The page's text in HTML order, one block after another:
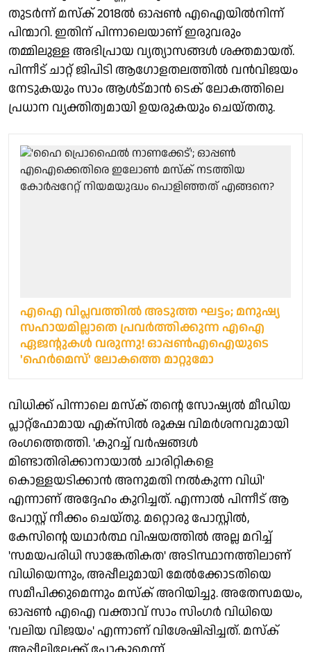
തുടർന്ന് മസ്ക് 2018ൽ ഓപ്പൺ എഐയിൽനിന്ന്
പിന്മാറി. ഇതിന് പിന്നാലെയാണ് ഇരുവരും
തമ്മിലുള്ള അഭിപ്രായ വ്യത്യാസങ്ങള്‍ ശക്തമായത്.
പിന്നീട് ചാറ്റ് ജിപിടി ആഗോളതലത്തിൽ വൻവിജയം
നേടുകയും സാം ആൾട്മാൻ ടെക് ലോകത്തിലെ
പ്രധാന വ്യക്തിത്വമായി ഉയരുകയും ചെയ്തതു.
എഐ വിപ്ലവത്തിൽ അടുത്ത ഘട്ടം; മനുഷ്യ
സഹായമില്ലാതെ പ്രവർത്തിക്കുന്ന എഐ
ഏജന്റുകൾ വരുന്നു! ഓപ്പൺഎഐയുടെ
'ഹെർമെസ്' ലോകത്തെ മാറ്റുമോ
വിധിക്ക് പിന്നാലെ മസ്ക് തന്റെ സോഷ്യൽ മീഡിയ
പ്ലാറ്റ്ഫോമായ എക്‌സിൽ രൂക്ഷ വിമർശനവുമായി
രംഗത്തെത്തി. 'കുറച്ച് വർഷങ്ങൾ
മിണ്ടാതിരിക്കാനായാൽ ചാരിറ്റികളെ
കൊള്ളയടിക്കാൻ അനുമതി നൽകുന്ന വിധി'
എന്നാണ് അദ്ദേഹം കുറിച്ചത്. എന്നാൽ പിന്നീട് ആ
പോസ്റ്റ് നീക്കം ചെയ്തു. മറ്റൊരു പോസ്റ്റിൽ,
കേസിന്റെ യഥാർത്ഥ വിഷയത്തിൽ അല്ല മറിച്ച്
'സമയപരിധി സാങ്കേതികത' അടിസ്ഥാനത്തിലാണ്
വിധിയെന്നും, അപ്പീലുമായി മേൽക്കോടതിയെ
സമീപിക്കുമെന്നും മസ്ക് അറിയിച്ചു. അതേസമയം,
ഓപ്പൺ എഐ വക്താവ് സാം സിംഗർ വിധിയെ
'വലിയ വിജയം' എന്നാണ് വിശേഷിപ്പിച്ചത്. മസ്ക്